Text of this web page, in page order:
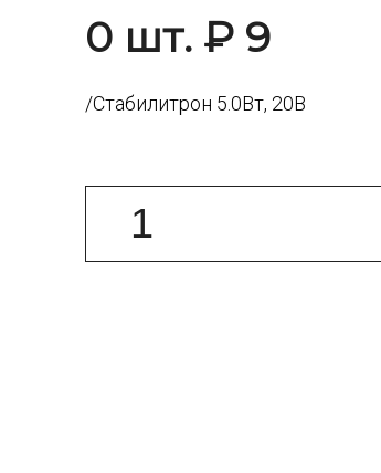
0 шт. ₽ 9
/Стабилитрон 5.0Вт, 20В